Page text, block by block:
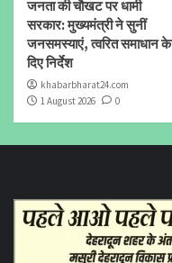
जनता की चौखट पर धामी
सरकार: मुख्यमंत्री ने सुनीं
जनसमस्याएं, त्वरित समाधान के
दिए निर्देश
khabarbharat24.com
1 August 2026
0